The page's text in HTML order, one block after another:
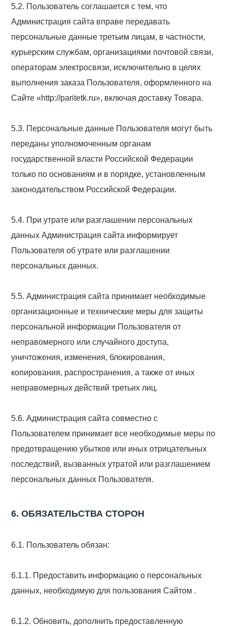
5.2. Пользователь соглашается с тем, что
Администрация сайта вправе передавать
персональные данные третьим лицам, в частности,
курьерским службам, организациями почтовой связи,
операторам электросвязи, исключительно в целях
выполнения заказа Пользователя, оформленного на
Сайте «http://paritetk.ru», включая доставку Товара.
5.3. Персональные данные Пользователя могут быть
переданы уполномоченным органам
государственной власти Российской Федерации
только по основаниям и в порядке, установленным
законодательством Российской Федерации.
5.4. При утрате или разглашении персональных
данных Администрация сайта информирует
Пользователя об утрате или разглашении
персональных данных.
5.5. Администрация сайта принимает необходимые
организационные и технические меры для защиты
персональной информации Пользователя от
неправомерного или случайного доступа,
уничтожения, изменения, блокирования,
копирования, распространения, а также от иных
неправомерных действий третьих лиц.
5.6. Администрация сайта совместно с
Пользователем принимает все необходимые меры по
предотвращению убытков или иных отрицательных
последствий, вызванных утратой или разглашением
персональных данных Пользователя.
6. ОБЯЗАТЕЛЬСТВА СТОРОН
6.1. Пользователь обязан:
6.1.1. Предоставить информацию о персональных
данных, необходимую для пользования Сайтом .
6.1.2. Обновить, дополнить предоставленную